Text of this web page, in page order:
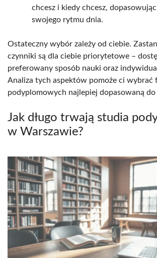
chcesz i kiedy chcesz,
swojego rytmu dnia.
Ostateczny wybór zależy od ciebie.
czynniki są dla ciebie priorytetowe –
preferowany sposób nauki oraz
Analiza tych aspektów pomoże ci wybrać
podyplomowych najlepiej dopasowaną
Jak długo trwają studia
w Warszawie?